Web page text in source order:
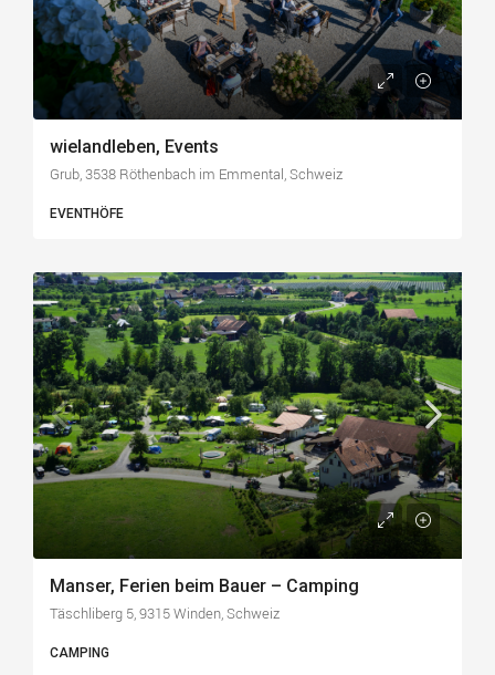
wielandleben, Events
Grub, 3538 Röthenbach im Emmental, Schweiz
EVENTHÖFE
Manser, Ferien beim Bauer – Camping
Täschliberg 5, 9315 Winden, Schweiz
CAMPING